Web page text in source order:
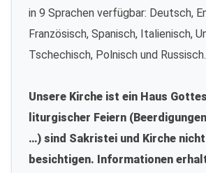
in 9 Sprachen verfügbar: Deutsch,
Französisch, Spanisch, Italienisch,
Tschechisch, Polnisch und Russisch.
Unsere Kirche ist ein Haus
liturgischer Feiern
…) sind Sakristei und Kirche
besichtigen. Informationen